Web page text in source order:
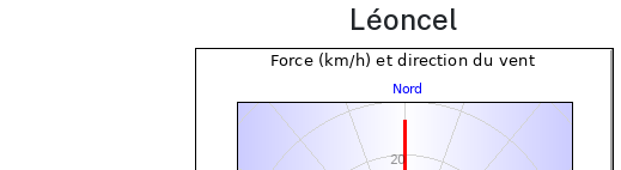
Léoncel